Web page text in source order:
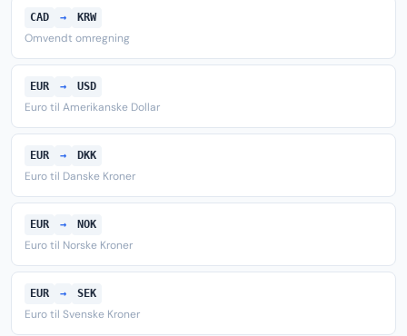
CAD → KRW
Omvendt omregning
EUR → USD
Euro til Amerikanske Dollar
EUR → DKK
Euro til Danske Kroner
EUR → NOK
Euro til Norske Kroner
EUR → SEK
Euro til Svenske Kroner